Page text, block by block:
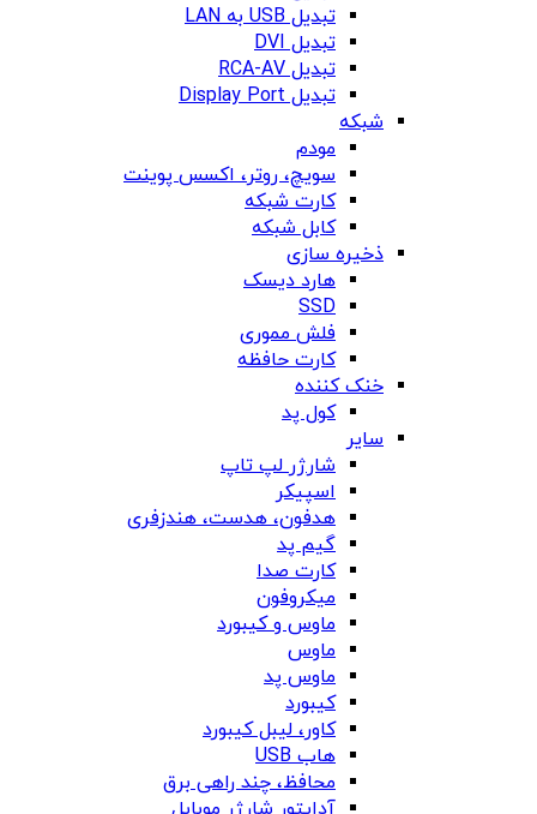
تبدیل USB به LAN
تبدیل DVI
تبدیل RCA-AV
تبدیل Display Port
شبکه
مودم
سویچ، روتر، اکسس پوینت
کارت شبکه
کابل شبکه
ذخیره سازی
هارد دیسک
SSD
فلش مموری
کارت حافظه
خنک کننده
کول پد
سایر
شارژر لپ تاپ
اسپیکر
هدفون، هدست، هندزفری
گیم پد
کارت صدا
میکروفون
ماوس و کیبورد
ماوس
ماوس پد
کیبورد
کاور، لیبل کیبورد
هاب USB
محافظ، چند راهی برق